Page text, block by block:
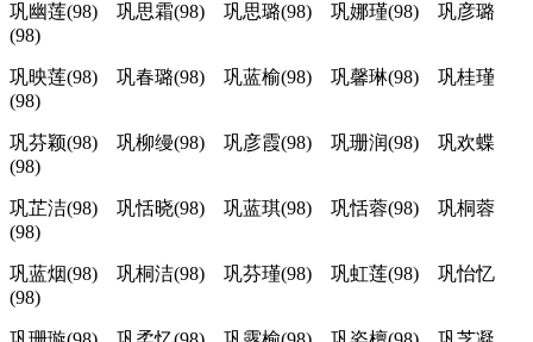
巩幽莲(98) 巩思霜(98) 巩思璐(98) 巩娜瑾(98) 巩彦璐
(98)
巩映莲(98) 巩春璐(98) 巩蓝榆(98) 巩馨琳(98) 巩桂瑾
(98)
巩芬颖(98) 巩柳缦(98) 巩彦霞(98) 巩珊润(98) 巩欢蝶
(98)
巩芷洁(98) 巩恬晓(98) 巩蓝琪(98) 巩恬蓉(98) 巩桐蓉
(98)
巩蓝烟(98) 巩桐洁(98) 巩芬瑾(98) 巩虹莲(98) 巩怡忆
(98)